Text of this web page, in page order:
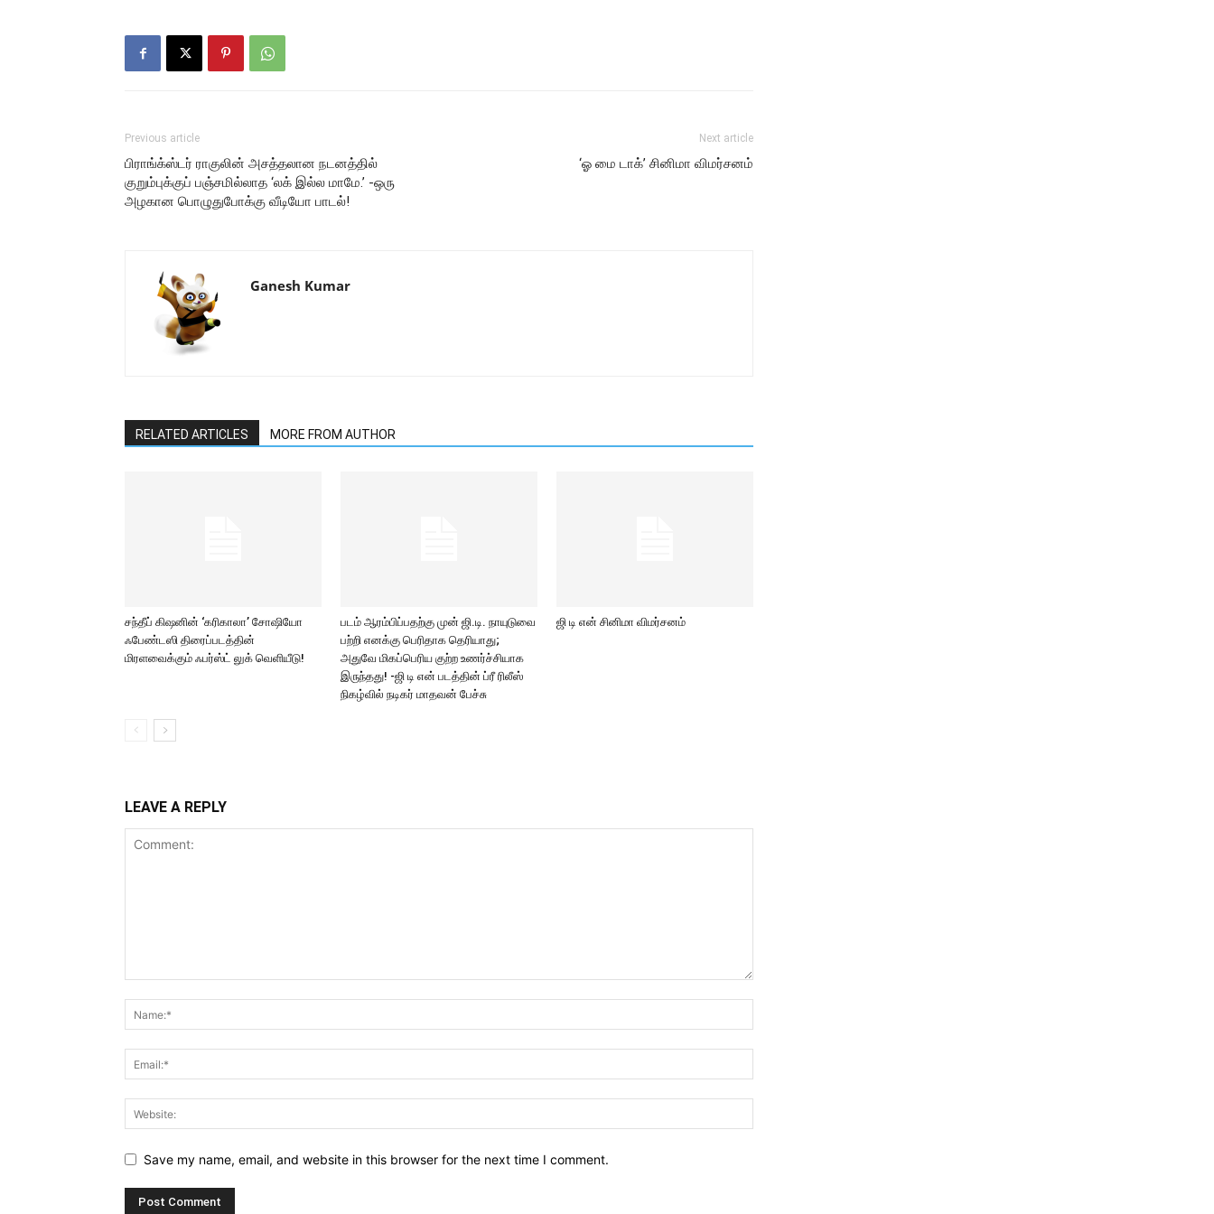
Previous article
பிராங்க்ஸ்டர் ராகுலின் அசத்தலான நடனத்தில்
குறும்புக்குப் பஞ்சமில்லாத ‘லக் இல்ல மாமே.’ -ஒரு
அழகான பொழுதுபோக்கு வீடியோ பாடல்!
Next article
‘ஓ மை டாக்’ சினிமா விமர்சனம்
Ganesh Kumar
RELATED ARTICLES MORE FROM AUTHOR
சந்தீப் கிஷனின் ‘கரிகாலா’ சோஷியோ
ஃபேண்டஸி திரைப்படத்தின்
மிரளவைக்கும் ஃபர்ஸ்ட் லுக் வெளியீடு!
படம் ஆரம்பிப்பதற்கு முன் ஜி.டி. நாயுடுவை
பற்றி எனக்கு பெரிதாக தெரியாது;
அதுவே மிகப்பெரிய குற்ற உணர்ச்சியாக
இருந்தது! -ஜி டி என் படத்தின் ப்ரீ ரிலீஸ்
நிகழ்வில் நடிகர் மாதவன் பேச்சு
ஜி டி என் சினிமா விமர்சனம்
LEAVE A REPLY
Save my name, email, and website in this browser for the next time I comment.